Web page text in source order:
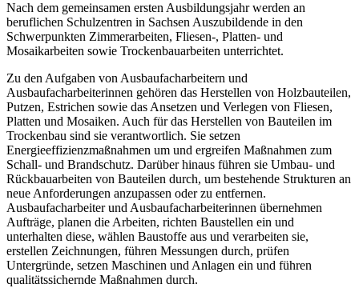
Nach dem gemeinsamen ersten Ausbildungsjahr werden an
beruflichen Schulzentren in Sachsen Auszubildende in den
Schwerpunkten Zimmerarbeiten, Fliesen-, Platten- und
Mosaikarbeiten sowie Trockenbauarbeiten unterrichtet.
Zu den Aufgaben von Ausbaufacharbeitern und
Ausbaufacharbeiterinnen gehören das Herstellen von Holzbauteilen,
Putzen, Estrichen sowie das Ansetzen und Verlegen von Fliesen,
Platten und Mosaiken. Auch für das Herstellen von Bauteilen im
Trockenbau sind sie verantwortlich. Sie setzen
Energieeffizienzmaßnahmen um und ergreifen Maßnahmen zum
Schall- und Brandschutz. Darüber hinaus führen sie Umbau- und
Rückbauarbeiten von Bauteilen durch, um bestehende Strukturen an
neue Anforderungen anzupassen oder zu entfernen.
Ausbaufacharbeiter und Ausbaufacharbeiterinnen übernehmen
Aufträge, planen die Arbeiten, richten Baustellen ein und
unterhalten diese, wählen Baustoffe aus und verarbeiten sie,
erstellen Zeichnungen, führen Messungen durch, prüfen
Untergründe, setzen Maschinen und Anlagen ein und führen
qualitätssichernde Maßnahmen durch.